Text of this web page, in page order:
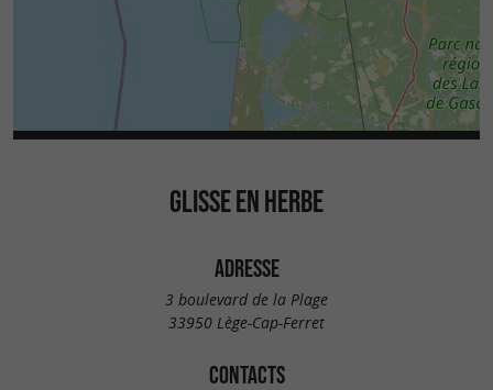
GLISSE EN HERBE
ADRESSE
3 boulevard de la Plage
33950 Lège-Cap-Ferret
CONTACTS